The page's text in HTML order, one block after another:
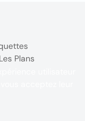
Plans
acceptez leur